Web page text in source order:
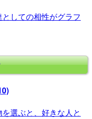
しての相性がグラフ
選ぶと、好きな人と